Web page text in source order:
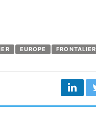
EUROPE FRONTALIER